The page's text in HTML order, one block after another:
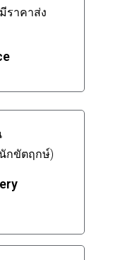
ราคาส่ง
กขัตฤกษ์)